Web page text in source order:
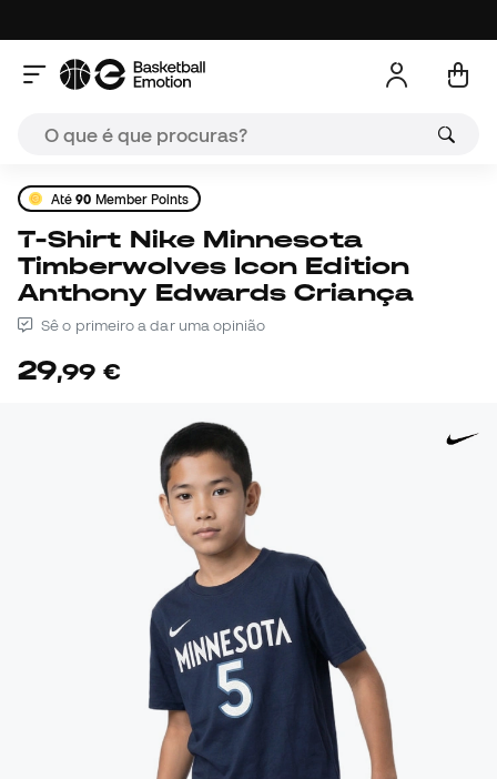
Até90 Member Points
T-Shirt Nike Minnesota
Timberwolves Icon Edition
Anthony Edwards Criança
Sê o primeiro a dar uma opinião
29,99 €